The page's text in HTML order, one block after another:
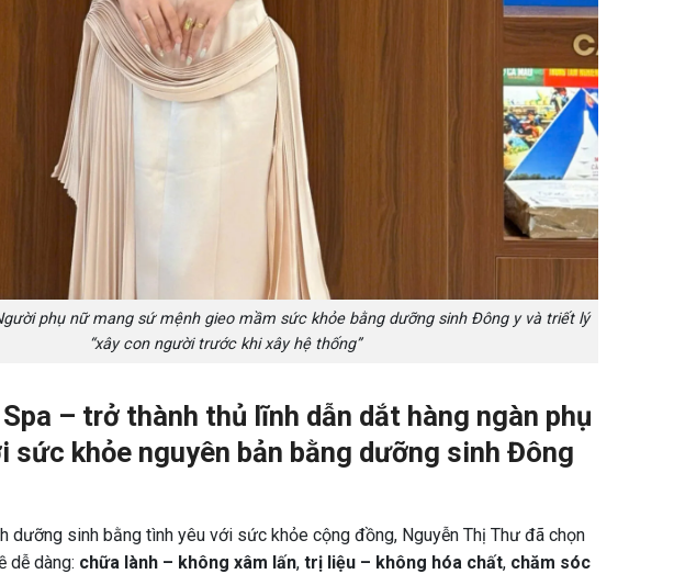
phụ nữ mang sứ mệnh gieo mầm sức khỏe bằng dưỡng sinh Đông y và triết lý
“xây con người trước khi xây hệ thống”
– trở thành thủ lĩnh dẫn dắt hàng ngàn phụ
sức khỏe nguyên bản bằng dưỡng sinh Đông
dưỡng sinh bằng tình yêu với sức khỏe cộng đồng, Nguyễn Thị Thư đã chọn
dễ dàng: chữa lành – không xâm lấn, trị liệu – không hóa chất, chăm sóc